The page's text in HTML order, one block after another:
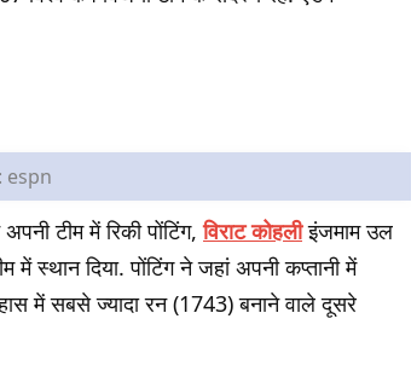
espn
टीम में रिकी पोंटिंग,विराट कोहलीइंजमाम उल
दिया. पोंटिंग ने जहां अपनी कप्तानी में
में सबसे ज्यादा रन (1743) बनाने वाले दूसरे